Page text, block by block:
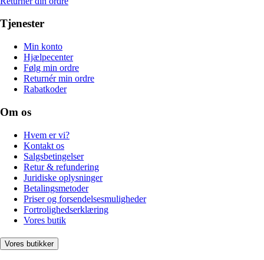
Tjenester
Min konto
Hjælpecenter
Følg min ordre
Returnér min ordre
Rabatkoder
Om os
Hvem er vi?
Kontakt os
Salgsbetingelser
Retur & refundering
Juridiske oplysninger
Betalingsmetoder
Priser og forsendelsesmuligheder
Fortrolighedserklæring
Vores butik
Vores butikker